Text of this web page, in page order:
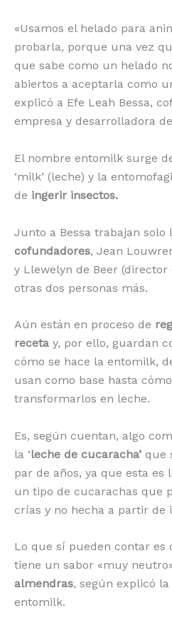
«Usamos el helado para
probarla, porque una vez
que sabe como un helado
abiertos a aceptarla como
explicó a Efe Leah Bessa,
empresa y desarrolladora
El nombre entomilk surge
‘milk’ (leche) y la
de ingerir insectos.
Junto a Bessa trabajan solo
cofundadores, Jean
y Llewelyn de Beer
otras dos personas más.
Aún están en proceso de
receta y, por ello, guardan
cómo se hace la entomilk,
usan como base hasta
transformarlos en leche.
Es, según cuentan, algo
la ‘leche de cucaracha’ que
par de años, ya que esta
un tipo de cucarachas que
crías y no hecha a partir de
Lo que sí pueden contar es
tiene un sabor «muy
almendras, según explicó
entomilk.